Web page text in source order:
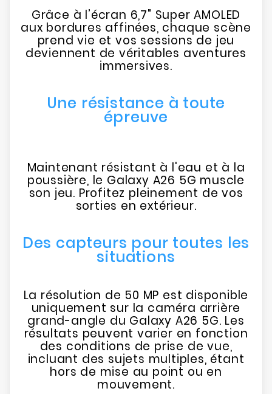
Grâce à l’écran 6,7" Super AMOLED
aux bordures affinées, chaque scène
prend vie et vos sessions de jeu
deviennent de véritables aventures
immersives.
Une résistance à toute
épreuve
Maintenant résistant à l'eau et à la
poussière, le Galaxy A26 5G muscle
son jeu. Profitez pleinement de vos
sorties en extérieur.
Des capteurs pour toutes les
situations
La résolution de 50 MP est disponible
uniquement sur la caméra arrière
grand-angle du Galaxy A26 5G. Les
résultats peuvent varier en fonction
des conditions de prise de vue,
incluant des sujets multiples, étant
hors de mise au point ou en
mouvement.